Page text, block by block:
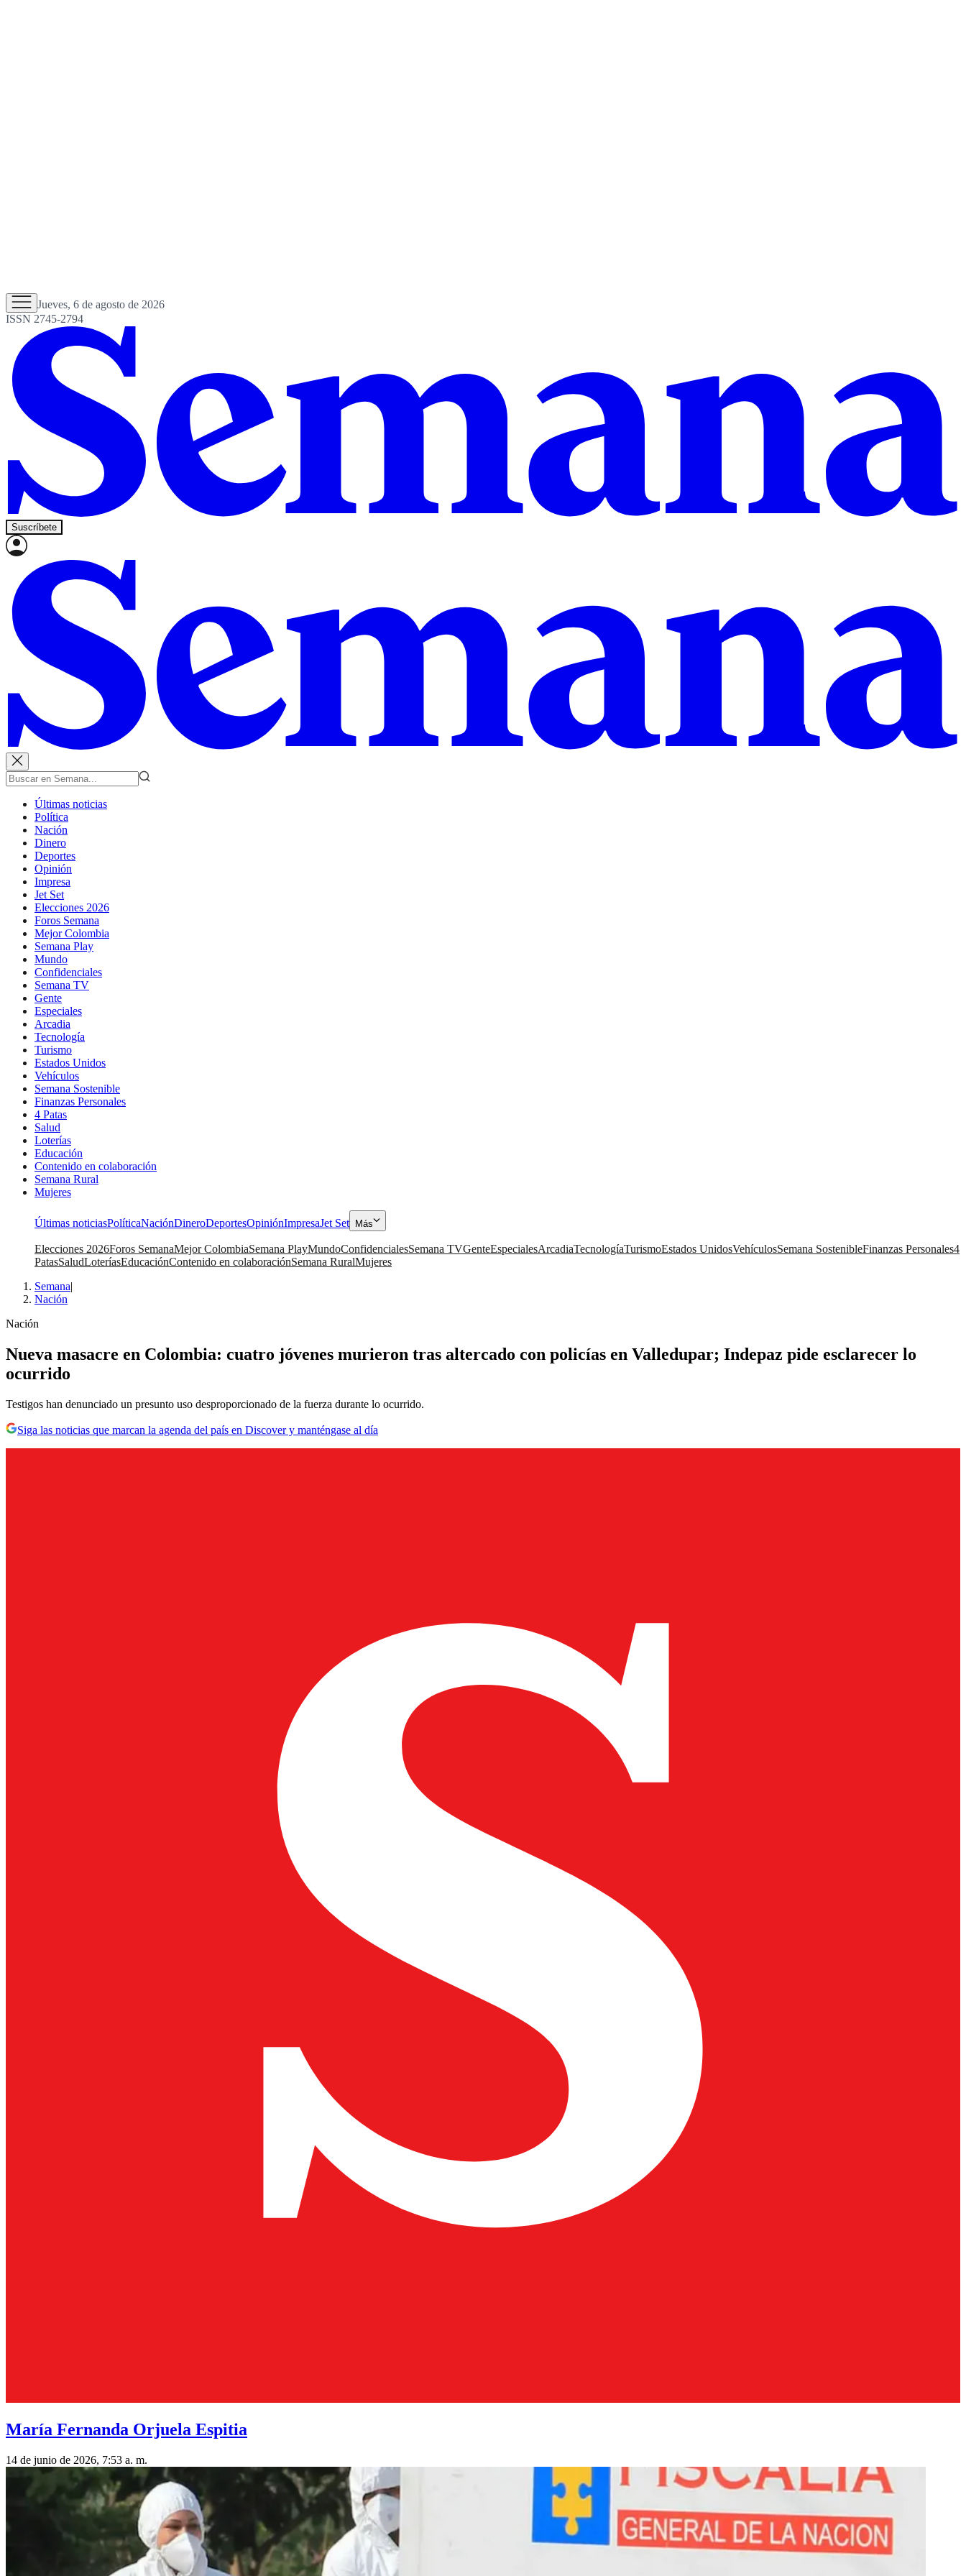
Jueves, 6 de agosto de 2026
ISSN 2745-2794
Suscríbete
Últimas noticias
Política
Nación
Dinero
Deportes
Opinión
Impresa
Jet Set
Elecciones 2026
Foros Semana
Mejor Colombia
Semana Play
Mundo
Confidenciales
Semana TV
Gente
Especiales
Arcadia
Tecnología
Turismo
Estados Unidos
Vehículos
Semana Sostenible
Finanzas Personales
4 Patas
Salud
Loterías
Educación
Contenido en colaboración
Semana Rural
Mujeres
Últimas noticiasPolíticaNaciónDineroDeportesOpiniónImpresaJet Set Más
Elecciones 2026Foros SemanaMejor ColombiaSemana PlayMundoConfidencialesSemana TVGenteEspecialesArcadiaTecnologíaTurismoEstados UnidosVehículosSemana SostenibleFinanzas Personales4
PatasSaludLoteríasEducaciónContenido en colaboraciónSemana RuralMujeres
Semana|
Nación
Nación
Nueva masacre en Colombia: cuatro jóvenes murieron tras altercado con policías en Valledupar; Indepaz pide esclarecer lo
ocurrido
Testigos han denunciado un presunto uso desproporcionado de la fuerza durante lo ocurrido.
Siga las noticias que marcan la agenda del país en Discover y manténgase al día
María Fernanda Orjuela Espitia
14 de junio de 2026, 7:53 a. m.